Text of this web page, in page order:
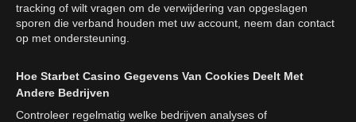
tracking of wilt vragen om de verwijdering van opgeslagen
sporen die verband houden met uw account, neem dan contact
op met ondersteuning.
Hoe Starbet Casino Gegevens Van Cookies Deelt Met
Andere Bedrijven
Controleer regelmatig welke bedrijven analyses of